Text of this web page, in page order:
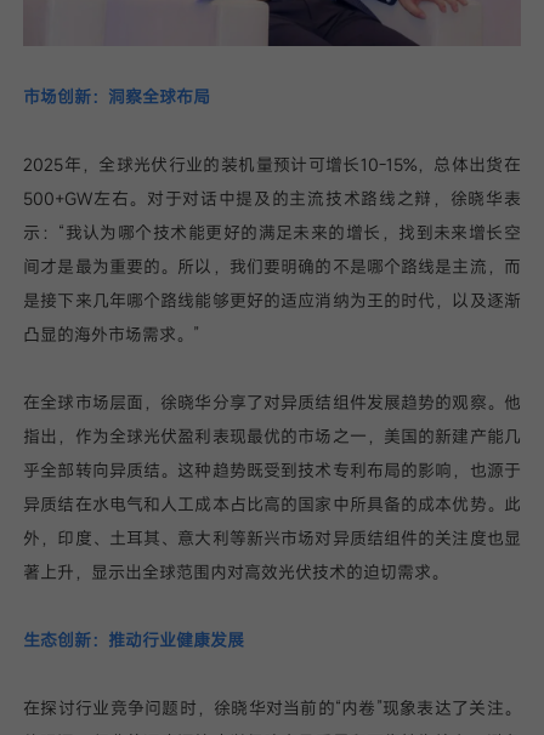
市场创新：洞察全球布局
2025年，全球光伏行业的装机量预计可增长10-15%，总体出货在
500+GW左右。对于对话中提及的主流技术路线之辩，徐晓华表
示：“我认为哪个技术能更好的满足未来的增长，找到未来增长空
间才是最为重要的。所以，我们要明确的不是哪个路线是主流，而
是接下来几年哪个路线能够更好的适应消纳为王的时代，以及逐渐
凸显的海外市场需求。”
在全球市场层面，徐晓华分享了对异质结组件发展趋势的观察。他
指出，作为全球光伏盈利表现最优的市场之一，美国的新建产能几
乎全部转向异质结。这种趋势既受到技术专利布局的影响，也源于
异质结在水电气和人工成本占比高的国家中所具备的成本优势。此
外，印度、土耳其、意大利等新兴市场对异质结组件的关注度也显
著上升，显示出全球范围内对高效光伏技术的迫切需求。
生态创新：推动行业健康发展
在探讨行业竞争问题时，徐晓华对当前的“内卷”现象表达了关注。